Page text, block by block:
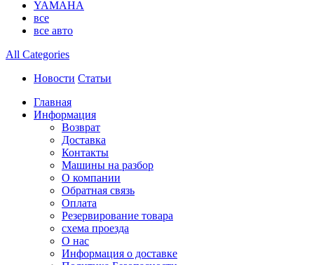
YAMAHA
все
все авто
All Categories
Новости Статьи
Главная
Информация
Возврат
Доставка
Контакты
Машины на разбор
О компании
Обратная связь
Оплата
Резервирование товара
схема проезда
О нас
Информация о доставке